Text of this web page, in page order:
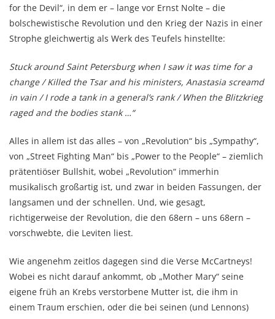
for the Devil“, in dem er – lange vor Ernst Nolte – die
bolschewistische Revolution und den Krieg der Nazis in einer
Strophe gleichwertig als Werk des Teufels hinstellte:
Stuck around Saint Petersburg when I saw it was time for a
change / Killed the Tsar and his ministers, Anastasia screamd
in vain / I rode a tank in a general’s rank / When the Blitzkrieg
raged and the bodies stank …“
Alles in allem ist das alles – von „Revolution“ bis „Sympathy“,
von „Street Fighting Man“ bis „Power to the People“ – ziemlich
prätentiöser Bullshit, wobei „Revolution“ immerhin
musikalisch großartig ist, und zwar in beiden Fassungen, der
langsamen und der schnellen. Und, wie gesagt,
richtigerweise der Revolution, die den 68ern – uns 68ern –
vorschwebte, die Leviten liest.
Wie angenehm zeitlos dagegen sind die Verse McCartneys!
Wobei es nicht darauf ankommt, ob „Mother Mary“ seine
eigene früh an Krebs verstorbene Mutter ist, die ihm in
einem Traum erschien, oder die bei seinen (und Lennons)